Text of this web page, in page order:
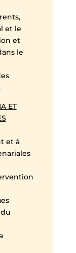
et le
et
le
ET
et à